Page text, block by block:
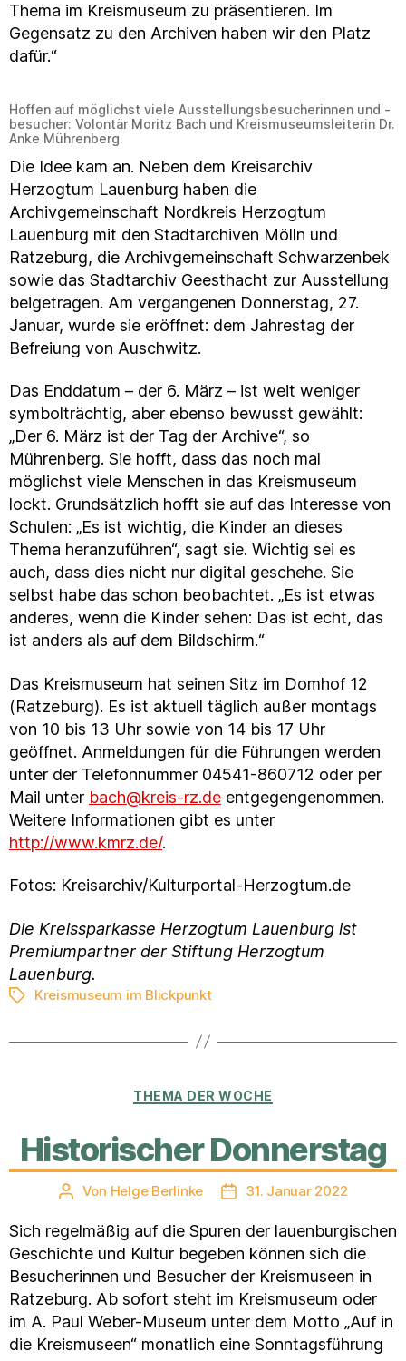
Thema im Kreismuseum zu präsentieren. Im
Gegensatz zu den Archiven haben wir den Platz
dafür.“
Hoffen auf möglichst viele Ausstellungsbesucherinnen und -
besucher: Volontär Moritz Bach und Kreismuseumsleiterin Dr.
Anke Mührenberg.
Die Idee kam an. Neben dem Kreisarchiv
Herzogtum Lauenburg haben die
Archivgemeinschaft Nordkreis Herzogtum
Lauenburg mit den Stadtarchiven Mölln und
Ratzeburg, die Archivgemeinschaft Schwarzenbek
sowie das Stadtarchiv Geesthacht zur Ausstellung
beigetragen. Am vergangenen Donnerstag, 27.
Januar, wurde sie eröffnet: dem Jahrestag der
Befreiung von Auschwitz.
Das Enddatum – der 6. März – ist weit weniger
symbolträchtig, aber ebenso bewusst gewählt:
„Der 6. März ist der Tag der Archive“, so
Mührenberg. Sie hofft, dass das noch mal
möglichst viele Menschen in das Kreismuseum
lockt. Grundsätzlich hofft sie auf das Interesse von
Schulen: „Es ist wichtig, die Kinder an dieses
Thema heranzuführen“, sagt sie. Wichtig sei es
auch, dass dies nicht nur digital geschehe. Sie
selbst habe das schon beobachtet. „Es ist etwas
anderes, wenn die Kinder sehen: Das ist echt, das
ist anders als auf dem Bildschirm.“
Das Kreismuseum hat seinen Sitz im Domhof 12
(Ratzeburg). Es ist aktuell täglich außer montags
von 10 bis 13 Uhr sowie von 14 bis 17 Uhr
geöffnet. Anmeldungen für die Führungen werden
unter der Telefonnummer 04541-860712 oder per
Mail unter bach@kreis-rz.de entgegengenommen.
Weitere Informationen gibt es unter
http://www.kmrz.de/.
Fotos: Kreisarchiv/Kulturportal-Herzogtum.de
Die Kreissparkasse Herzogtum Lauenburg ist
Premiumpartner der Stiftung Herzogtum
Lauenburg.
Schlagwörter
Kreismuseum im Blickpunkt
Kategorien
THEMA DER WOCHE
Historischer Donnerstag
Beitragsautor
Von Helge Berlinke Veröffentlichungsdatum
31. Januar 2022
Sich regelmäßig auf die Spuren der lauenburgischen
Geschichte und Kultur begeben können sich die
Besucherinnen und Besucher der Kreismuseen in
Ratzeburg. Ab sofort steht im Kreismuseum oder
im A. Paul Weber-Museum unter dem Motto „Auf in
die Kreismuseen“ monatlich eine Sonntagsführung